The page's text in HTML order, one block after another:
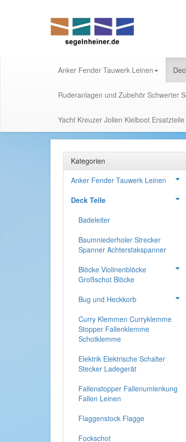
Anker Fender Tauwerk Leinen
Ruderanlagen und Zubehör Schwerter
Yacht Kreuzer Jollen Kielboot
Kategorien
Anker Fender Tauwerk Leinen
Deck Teile
Badeleiter
Baumniederholer Strecker
Spanner Achterstakspanner
Blöcke Violinenblöcke
Großschot Blöcke
Bug und Heckkorb
Curry Klemmen Curryklemme
Stopper Fallenklemme
Schotklemme
Elektrik Elektrische Schalter
Stecker Ladegerät
Fallenstopper Fallenumlenkung
Fallen Leinen
Flaggenstock Flagge
Fockschot